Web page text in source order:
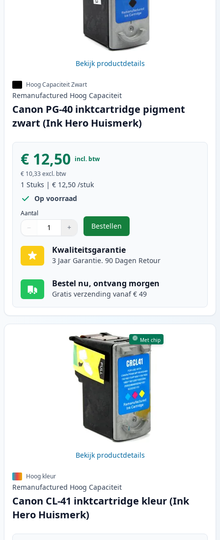
Bekijk productdetails
Hoog Capaciteit Zwart
Remanufactured Hoog Capaciteit
Canon PG-40 inktcartridge pigment
zwart (Ink Hero Huismerk)
€ 12,50 incl. btw
€ 10,33excl. btw
1 Stuks | € 12,50 /stuk
Op voorraad
Aantal
Gebruik de knoppen om aan te passen
− +
1
Bestellen
,Canon PG-40 inktcartridge
Kwaliteitsgarantie
3 Jaar Garantie. 90 Dagen Retour
Bestel nu, ontvang morgen
Gratis verzending vanaf € 49
Met chip
Bekijk productdetails
Hoog kleur
Remanufactured Hoog Capaciteit
Canon CL-41 inktcartridge kleur (Ink
Hero Huismerk)